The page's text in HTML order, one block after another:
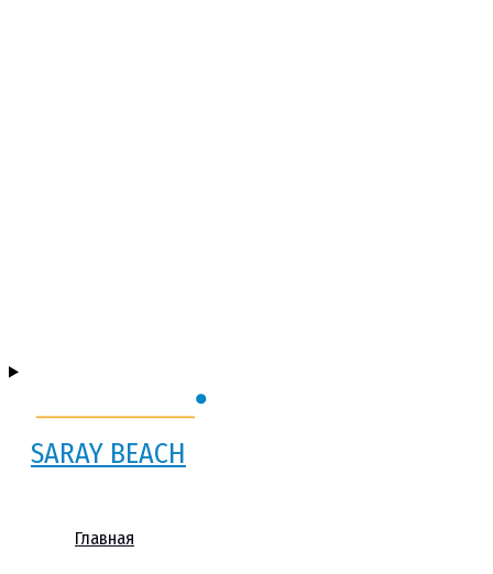
SARAY BEACH
Главная